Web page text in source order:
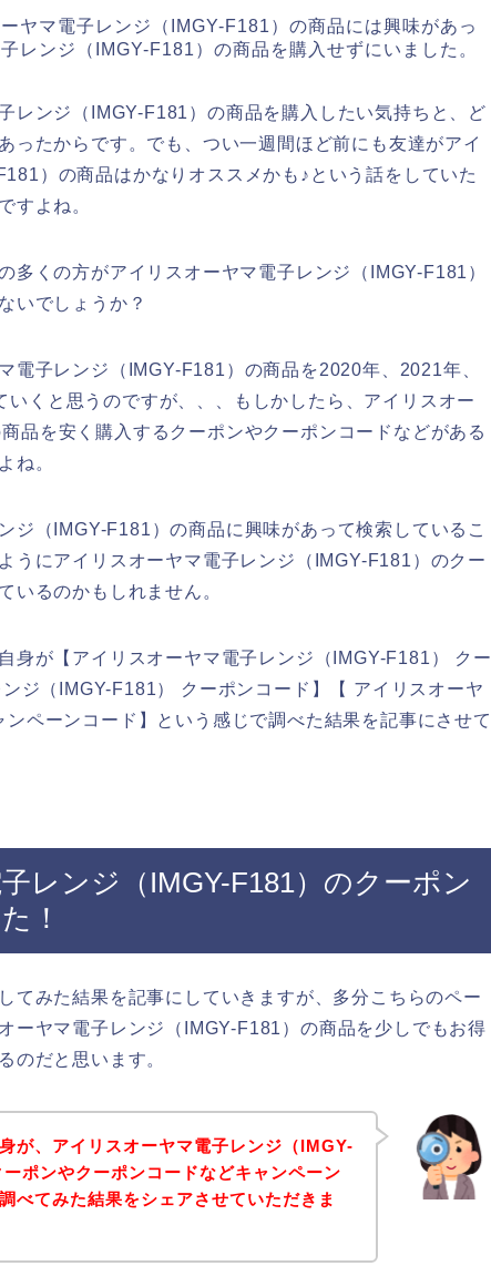
ヤマ電子レンジ（IMGY-F181）の商品には興味があっ
レンジ（IMGY-F181）の商品を購入せずにいました。
レンジ（IMGY-F181）の商品を購入したい気持ちと、ど
ったからです。でも、つい一週間ほど前にも友達がアイ
）の商品はかなりオススメかも♪という話をしていた
すよね。
多くの方がアイリスオーヤマ電子レンジ（IMGY-F181）
いでしょうか？
電子レンジ（IMGY-F181）の商品を2020年、2021年、
くと思うのですが、、、もしかしたら、アイリスオー
品を安く購入するクーポンやクーポンコードなどがある
ね。
ジ（IMGY-F181）の商品に興味があって検索しているこ
うにアイリスオーヤマ電子レンジ（IMGY-F181）のクー
いるのかもしれません。
身が【アイリスオーヤマ電子レンジ（IMGY-F181） クー
ジ（IMGY-F181） クーポンコード】【 アイリスオーヤ
ペーンコード】という感じで調べた結果を記事にさせて
レンジ（IMGY-F181）のクーポン
！
てみた結果を記事にしていきますが、多分こちらのペー
ーヤマ電子レンジ（IMGY-F181）の商品を少しでもお得
のだと思います。
が、アイリスオーヤマ電子レンジ（IMGY-
ポンやクーポンコードなどキャンペーン
べてみた結果をシェアさせていただきま